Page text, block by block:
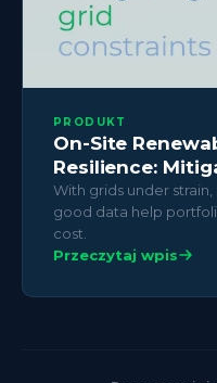
PRODUKT
On-Site
Resilience:
With grids under
good data help
cost.
Przeczytaj wpis